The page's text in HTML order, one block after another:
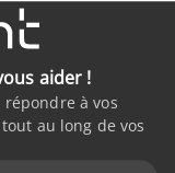
aider !
à vos
au long de vos